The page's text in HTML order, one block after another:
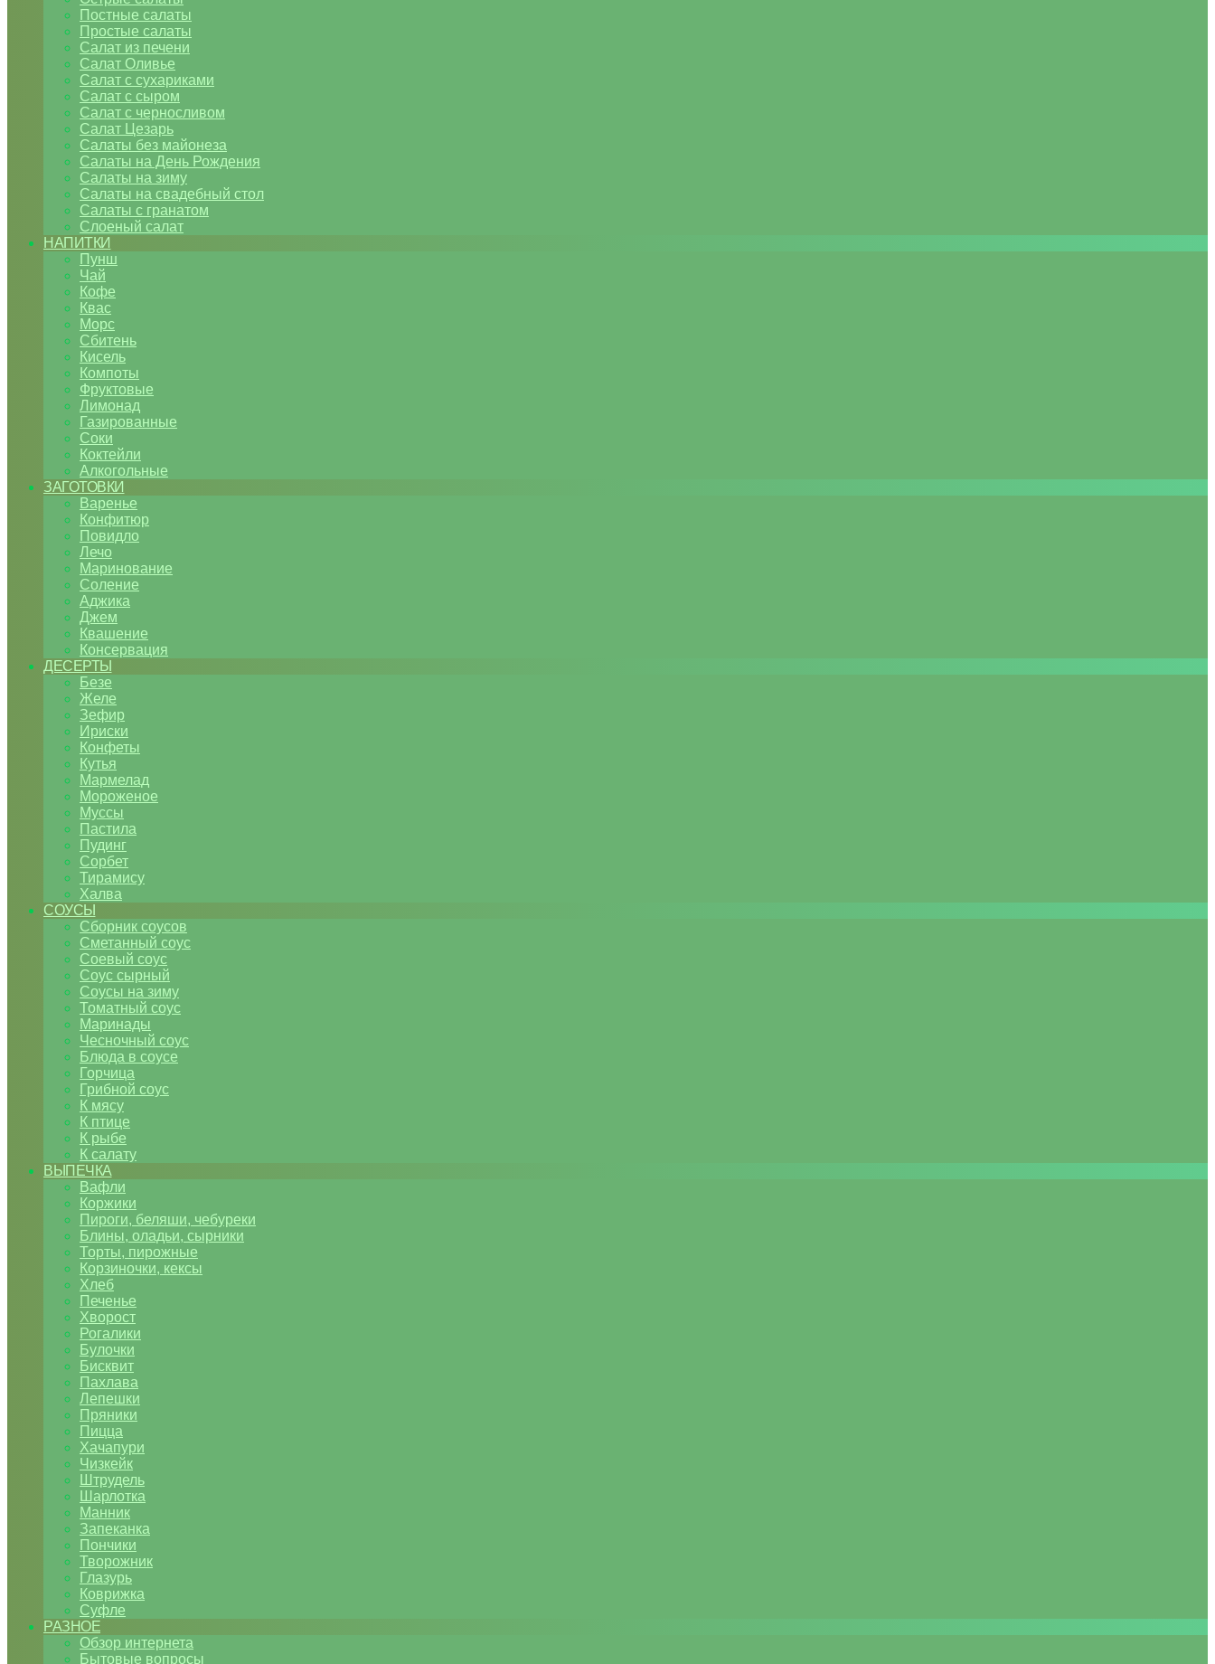
Постные салаты
Простые салаты
Салат из печени
Салат Оливье
Салат с сухариками
Салат с сыром
Салат с черносливом
Салат Цезарь
Салаты без майонеза
Салаты на День Рождения
Салаты на зиму
Салаты на свадебный стол
Салаты с гранатом
Слоеный салат
НАПИТКИ
Пунш
Чай
Кофе
Квас
Морс
Сбитень
Кисель
Компоты
Фруктовые
Лимонад
Газированные
Соки
Коктейли
Алкогольные
ЗАГОТОВКИ
Варенье
Конфитюр
Повидло
Лечо
Маринование
Соление
Аджика
Джем
Квашение
Консервация
ДЕСЕРТЫ
Безе
Желе
Зефир
Ириски
Конфеты
Кутья
Мармелад
Мороженое
Муссы
Пастила
Пудинг
Сорбет
Тирамису
Халва
СОУСЫ
Сборник соусов
Сметанный соус
Соевый соус
Соус сырный
Соусы на зиму
Томатный соус
Маринады
Чесночный соус
Блюда в соусе
Горчица
Грибной соус
К мясу
К птице
К рыбе
К салату
ВЫПЕЧКА
Вафли
Коржики
Пироги, беляши, чебуреки
Блины, оладьи, сырники
Торты, пирожные
Корзиночки, кексы
Хлеб
Печенье
Хворост
Рогалики
Булочки
Бисквит
Пахлава
Лепешки
Пряники
Пицца
Хачапури
Чизкейк
Штрудель
Шарлотка
Манник
Запеканка
Пончики
Творожник
Глазурь
Коврижка
Суфле
РАЗНОЕ
Обзор интернета
Бытовые вопросы